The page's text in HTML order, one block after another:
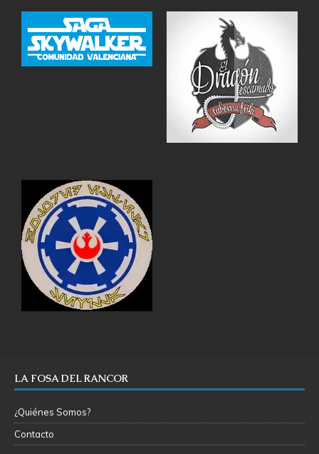
LA FOSA DEL RANCOR
¿Quiénes Somos?
Contacto